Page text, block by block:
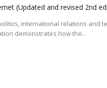
(Updated and revised 2nd
international relations and
demonstrates how the...